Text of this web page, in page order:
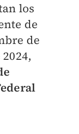
los
de
de